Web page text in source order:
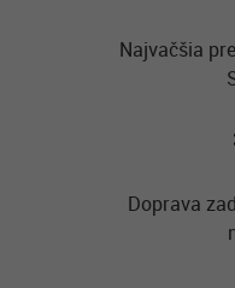
Najvačšia
Doprava